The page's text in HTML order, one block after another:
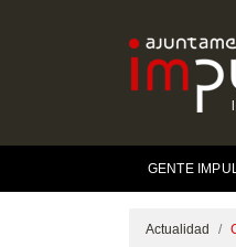
GENTE
Actualidad